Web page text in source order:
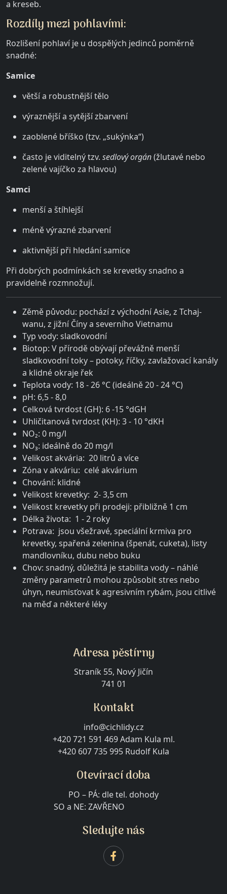
a kreseb.
Rozdíly mezi pohlavími:
Rozlišení pohlaví je u dospělých jedinců poměrně
snadné:
Samice
větší a robustnější tělo
výraznější a sytější zbarvení
zaoblené bříško (tzv. „sukýnka“)
často je viditelný tzv. sedlový orgán(žlutavé nebo
zelené vajíčko za hlavou)
Samci
menší a štíhlejší
méně výrazné zbarvení
aktivnější při hledání samice
Při dobrých podmínkách se krevetky snadno a
pravidelně rozmnožují.
Zěmě původu: pochází z východní Asie, z Tchaj-
wanu, z jižní Číny a severního Vietnamu
Typ vody: sladkovodní
Biotop: V přírodě obývají převážně menší
sladkovodní toky – potoky, říčky, zavlažovací kanály
a klidné okraje řek
Teplota vody: 18 - 26 °C (ideálně 20 - 24 °C)
pH: 6,5 - 8,0
Celková tvrdost (GH): 6 -15 °dGH
Uhličitanová tvrdost (KH): 3 - 10 °dKH
NO₂: 0 mg/l
NO₃: ideálně do 20 mg/l
Velikost akvária: 20 litrů a více
Zóna v akváriu: celé akvárium
Chování: klidné
Velikost krevetky: 2- 3,5 cm
Velikost krevetky při prodeji: přibližně 1 cm
Délka života: 1 - 2 roky
Potrava: jsou všežravé, speciální krmiva pro
krevetky, spařená zelenina (špenát, cuketa), listy
mandlovníku, dubu nebo buku
Chov: snadný, důležitá je stabilita vody – náhlé
změny parametrů mohou způsobit stres nebo
úhyn, neumisťovat k agresivním rybám, jsou citlivé
na měď a některé léky
Adresa pěstírny
Straník 55, Nový Jičín
741 01
Kontakt
info@cichlidy.cz
+420 721 591 469 Adam Kula ml.
+420 607 735 995 Rudolf Kula
Otevírací doba
PO – PÁ: dle tel. dohody
SO a NE: ZAVŘENO
Sledujte nás